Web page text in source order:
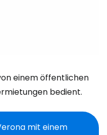
einem öffentlichen
bedient.
mit einem